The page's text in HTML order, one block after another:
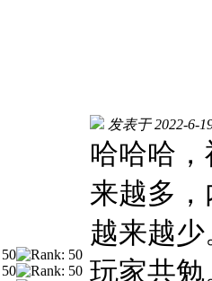
发表于 2022-6-
哈哈哈
来越多
越来越
玩家共勉